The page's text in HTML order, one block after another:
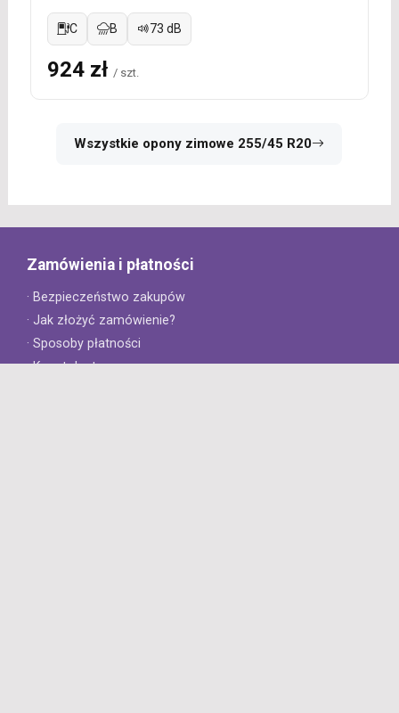
C B 73 dB
924 zł / szt.
Wszystkie opony zimowe 255/45 R20
Zamówienia i płatności
· Bezpieczeństwo zakupów
· Jak złożyć zamówienie?
· Sposoby płatności
· Koszt dostawy